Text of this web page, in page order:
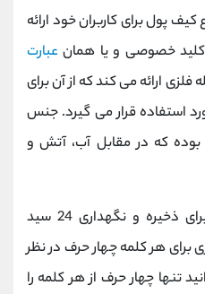
پول برای کاربران خود ارائه
کلید خصوصی و یا همان عبارت
ارائه می کند که از آن برای
استفاده قرار می گیرد. جنس
که در مقابل آب، آتش و
از این قطعه فلزی می توان برای ذخیره و نگهداری 24 سید
برای هر کلمه چهار حرف در نظر
تنها چهار حرف از هر کلمه را